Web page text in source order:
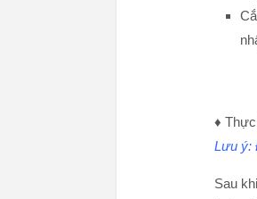
♦
Lưu ý:
Sau